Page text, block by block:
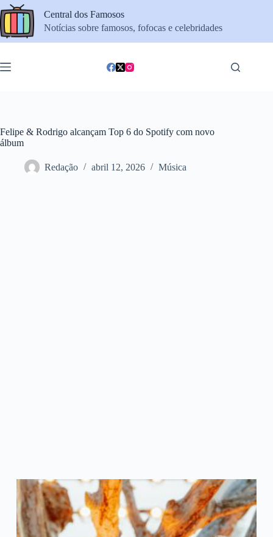
Pular
para
o
conteúdo
Central dos Famosos
Notícias sobre famosos, fofocas e celebridades
Felipe & Rodrigo alcançam Top 6 do Spotify com novo
álbum
Redação abril 12, 2026 Música